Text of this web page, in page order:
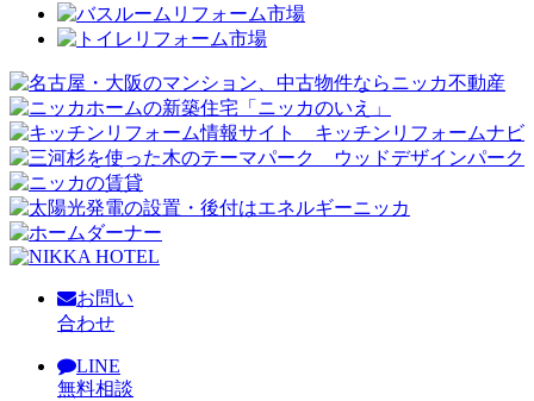
お問い
合わせ
LINE
無料相談